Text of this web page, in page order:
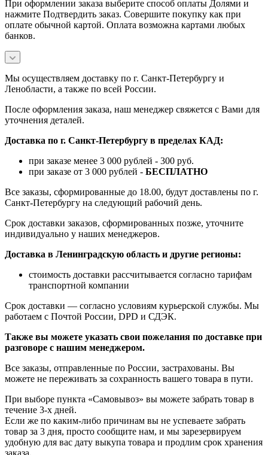
При оформлении заказа выберите способ оплаты Долями и
нажмите Подтвердить заказ. Совершите покупку как при
оплате обычной картой. Оплата возможна картами любых
банков.
Мы осуществляем доставку по г. Санкт-Петербургу и
Ленобласти, а также по всей России.
После оформления заказа, наш менеджер свяжется с Вами для
уточнения деталей.
Доставка по г. Санкт-Петербургу в пределах КАД:
при заказе менее 3 000 рублей - 300 руб.
при заказе от 3 000 рублей - БЕСПЛАТНО
Все заказы, сформированные до 18.00, будут доставлены по г.
Санкт-Петербургу на следующий рабочий день.
Срок доставки заказов, сформированных позже, уточните
индивидуально у наших менеджеров.
Доставка в Ленинградскую область и другие регионы:
стоимость доставки рассчитывается согласно тарифам
транспортной компании
Срок доставки — согласно условиям курьерской службы. Мы
работаем с Почтой России, DPD и СДЭК.
Также вы можете указать свои пожелания по доставке при
разговоре с нашим менеджером.
Все заказы, отправленные по России, застрахованы. Вы
можете не переживать за сохранность вашего товара в пути.
При выборе пункта «Самовывоз» вы можете забрать товар в
течение 3-х дней.
Если же по каким-либо причинам вы не успеваете забрать
товар за 3 дня, просто сообщите нам, и мы зарезервируем
удобную для вас дату выкупа товара и продлим срок хранения
заказа.